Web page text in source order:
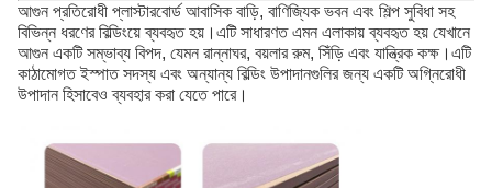
আগুন প্রতিরোধী প্লাস্টারবোর্ড আবাসিক বাড়ি, বাণিজ্যিক ভবন এবং শিল্প সুবিধা সহ
বিভিন্ন ধরণের বিল্ডিংয়ে ব্যবহৃত হয়।এটি সাধারণত এমন এলাকায় ব্যবহৃত হয় যেখানে
আগুন একটি সম্ভাব্য বিপদ, যেমন রান্নাঘর, বয়লার রুম, সিঁড়ি এবং যান্ত্রিক কক্ষ।এটি
কাঠামোগত ইস্পাত সদস্য এবং অন্যান্য বিল্ডিং উপাদানগুলির জন্য একটি অগ্নিরোধী
উপাদান হিসাবেও ব্যবহার করা যেতে পারে।